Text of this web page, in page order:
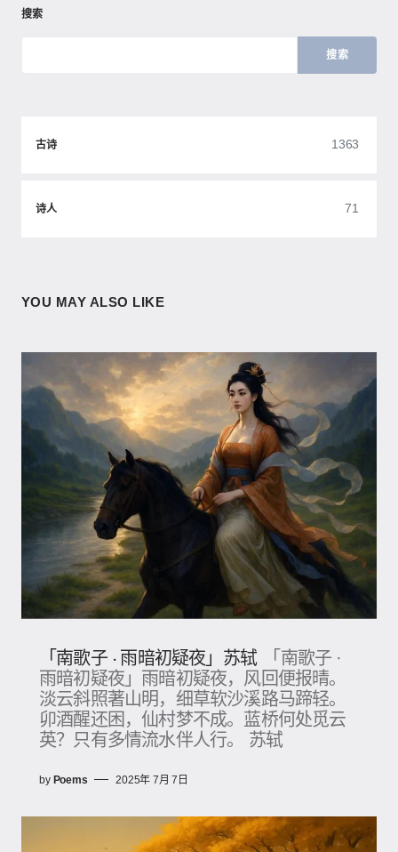
搜索
搜索
古诗 1363
诗人 71
YOU MAY ALSO LIKE
「南歌子 · 雨暗初疑夜」苏轼
「南歌子 ·
雨暗初疑夜」雨暗初疑夜，风回便报晴。
淡云斜照著山明，细草软沙溪路马蹄轻。
卯酒醒还困，仙村梦不成。蓝桥何处觅云
英？只有多情流水伴人行。 苏轼
by Poems 2025年 7月 7日